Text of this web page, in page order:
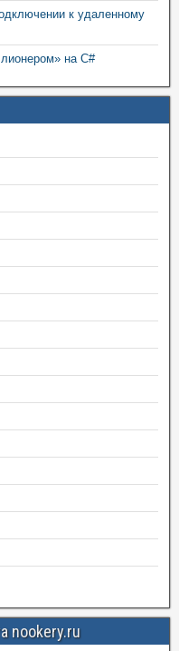
к удаленному
на C#
nookery.ru